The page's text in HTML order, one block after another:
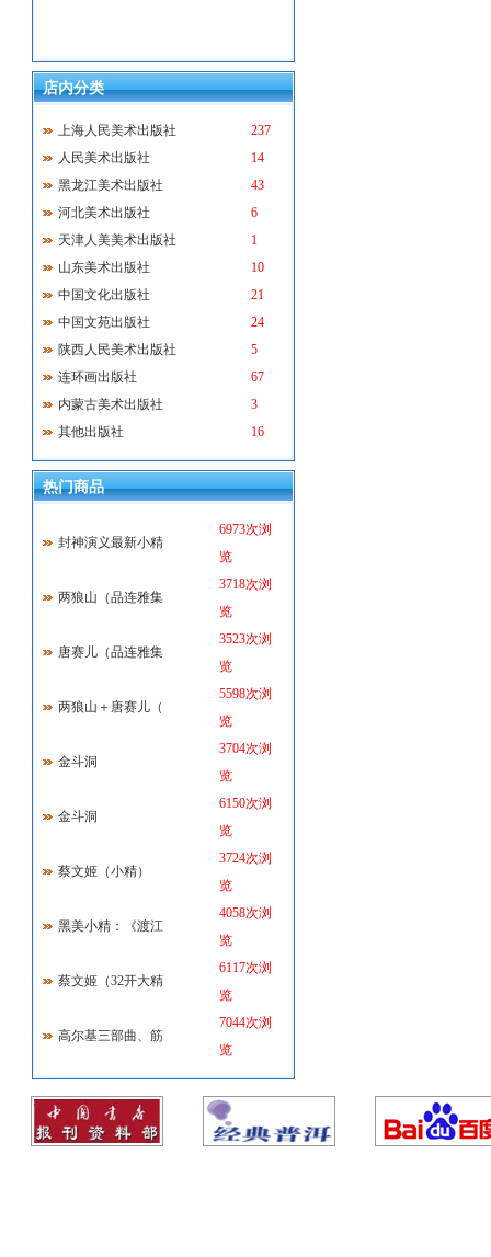
店内分类
上海人民美术出版社
237
人民美术出版社
14
黑龙江美术出版社
43
河北美术出版社
6
天津人美美术出版社
1
山东美术出版社
10
中国文化出版社
21
中国文苑出版社
24
陕西人民美术出版社
5
连环画出版社
67
内蒙古美术出版社
3
其他出版社
16
热门商品
封神演义最新小精
6973次浏
览
两狼山（品连雅集
3718次浏
览
唐赛儿（品连雅集
3523次浏
览
两狼山＋唐赛儿（
5598次浏
览
金斗洞
3704次浏
览
金斗洞
6150次浏
览
蔡文姬（小精）
3724次浏
览
黑美小精：《渡江
4058次浏
览
蔡文姬（32开大精
6117次浏
览
高尔基三部曲、筋
7044次浏
览